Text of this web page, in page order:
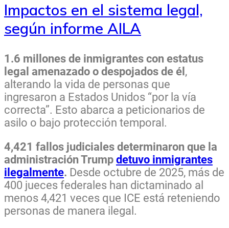
Impactos en el sistema legal,
según informe AILA
1.6 millones de inmigrantes con estatus
legal amenazado o despojados de él ,
alterando la vida de personas que
ingresaron a Estados Unidos “por la vía
correcta”. Esto abarca a peticionarios de
asilo o bajo protección temporal.
4,421 fallos judiciales determinaron que la
administración Trump detuvo inmigrantes
ilegalmente. Desde octubre de 2025, más de
400 jueces federales han dictaminado al
menos 4,421 veces que ICE está reteniendo
personas de manera ilegal.